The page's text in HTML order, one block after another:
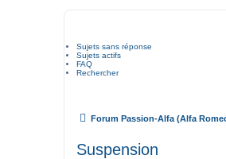
Sujets sans réponse
Sujets actifs
FAQ
Rechercher
Forum Passion-Alfa (Alfa
Suspension